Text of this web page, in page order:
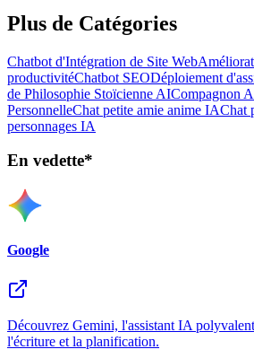
Plus de Catégories
Chatbot d'Intégration de Site Web
productivitéChatbot SEODéploiement
de Philosophie Stoïcienne AICompagnon
PersonnelleChat petite amie anime IAChat
personnages IA
En vedette*
Google
Découvrez Gemini, l'assistant IA
l'écriture et la planification.